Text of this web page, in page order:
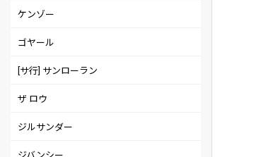
ケンゾー
ゴヤール
[サ行] サンローラン
ザ ロウ
ジルサンダー